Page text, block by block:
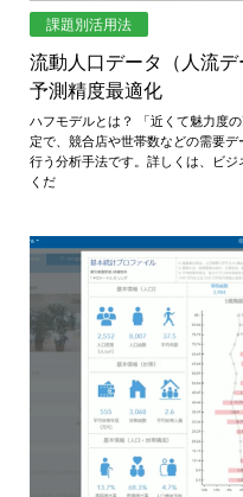
課題別活用法
流動人口データ（人流
予測精度最適化
ハフモデルとは？ 「近くて魅力度
定で、競合店や世帯数などの需要
行う分析手法です。詳しくは、ビ
くだ